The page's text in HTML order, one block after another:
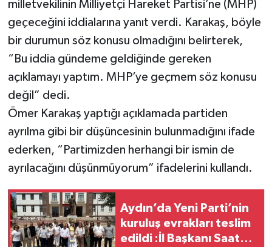
milletvekilinin Milliyetçi Hareket Partisi’ne (MHP)
geçeceğini iddialarına yanıt verdi. Karakaş, böyle
bir durumun söz konusu olmadığını belirterek,
“Bu iddia gündeme geldiğinde gereken
açıklamayı yaptım. MHP’ye geçmem söz konusu
değil” dedi.
Ömer Karakaş yaptığı açıklamada partiden
ayrılma gibi bir düşüncesinin bulunmadığını ifade
ederken, “Partimizden herhangi bir ismin de
ayrılacağını düşünmüyorum” ifadelerini kullandı.
Aydın’da Yeni Parti’nin
kuruluş evrakları teslim
edildi :İl Başkanı Saatçı: